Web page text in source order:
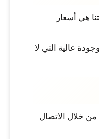
هي أسعار
عالية التي لا
خلال الاتصال